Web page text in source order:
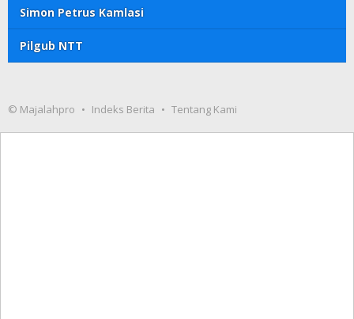
Simon Petrus Kamlasi
Pilgub NTT
© Majalahpro Indeks Berita Tentang Kami